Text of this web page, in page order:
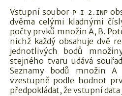
Vstupní soubor P-I-2.INP
dvěma celými kladnými
počty prvků množin A, B.
nichž každý obsahuje dvě
jednotlivých bodů
stejného tvaru udává
Seznamy bodů množin
vzestupně podle hodnot
předpokládat, že vstupní